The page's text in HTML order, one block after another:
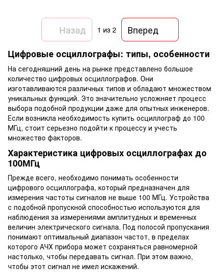
Назад 1 из 2
Вперед
Цифровые осциллографы: типы, особенности
На сегодняшний день на рынке представлено большое
количество цифровых осциллографов. Они
изготавливаются различных типов и обладают множеством
уникальных функций. Это значительно усложняет процесс
выбора подобной продукции даже для опытных инженеров.
Если возникла необходимость купить осциллограф до 100
МГц, стоит серьезно подойти к процессу и учесть
множество факторов.
Характеристика цифровых осциллографах до
100МГц
Прежде всего, необходимо понимать особенности
цифрового осциллографа, который предназначен для
измерения частоты сигналов не выше 100 МГц. Устройства
с подобной пропускной способностью используются для
наблюдения за измерениями амплитудных и временных
величин электрического сигнала. Под полосой пропускания
понимают оптимальный диапазон частот, в пределах
которого АЧХ прибора может сохраняться равномерной
настолько, чтобы передавать сигнал. При этом важно,
чтобы этот сигнал не имел искажений.